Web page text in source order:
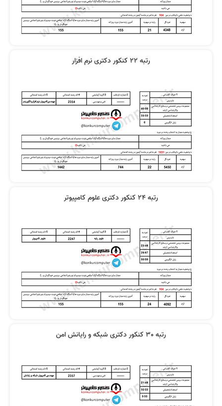
رتبه 22 کنکور دکتری نرم افزار
رتبه 24 کنکور دکتری علوم کامپیوتر
رتبه 30 کنکور دکتری شبکه و رایانش امن